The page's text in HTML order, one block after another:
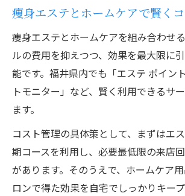
痩身エステとホームケアで賢く
痩身エステとホームケアを組み合わせ
ルの費用を抑えつつ、効果を最大限に
能です。福井県内でも「エステ ポイン
トモニター」など、賢く利用できるサ
ます。
コスト管理の具体策として、まずはエ
期コースを利用し、必要最低限の来店
があります。そのうえで、ホームケア
ロンで得た効果を自宅でしっかりキー